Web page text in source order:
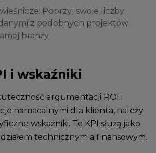
Poprzyj swoje liczby
z podobnych projektów
branży.
i wskaźniki
argumentacji ROI i
namacalnymi dla klienta, należy
wskaźniki. Te KPI służą jako
technicznym a finansowym.